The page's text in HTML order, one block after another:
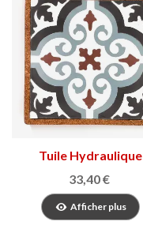
Tuile Hydraulique
Moderniste
33,40 €
Afficher plus